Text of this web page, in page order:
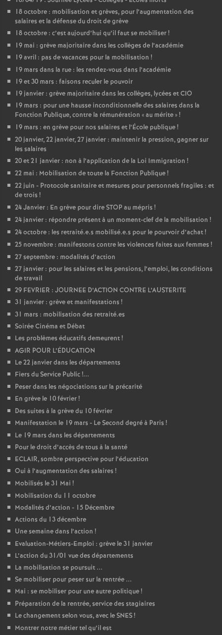
18 octobre : mobilisation et grèves, pour l’augmentation des
salaires et la défense du droit de grève
18 octobre : c’est aujourd’hui qu’il faut se mobiliser!
19 mai : grève majoritaire dans les collèges de l’académie
19 avril : pas de vacances pour la mobilisation !
19 mars dans la rue : les rendez-vous dans l’académie
19 et 30 mars : faisons reculer le pouvoir
19 janvier : grève majoritaire dans les collèges, lycées et CIO
19 mars : pour une hausse inconditionnelle des salaires dans la
Fonction Publique, contre la rémunération «au mérite»!
19 mars : en grève pour nos salaires et l’École publique!
20 janvier, 22 janvier, 27 janvier : maintenir la pression, gagner sur
les salaires
20 et 21 janvier : non à l’application de la Loi Immigration !
22 mai : Mobilisation de toute la Fonction Publique!
22 juin - Protocole sanitaire et mesures pour personnels fragiles : et
de trois !
24 Janvier : En grève pour dire STOP au mépris !
24 janvier : répondre présent à un moment-clef de la mobilisation !
24 octobre : les retraité.e.s mobilisé.e.s pour le pourvoir d’achat!
25 novembre : manifestons contre les violences faites aux femmes !
27 septembre : modalités d’action
27 janvier : pour les salaires et les pensions, l’emploi, les conditions
de travail
29 FEVRIER : JOURNEE D’ACTION CONTRE L’AUSTERITE
31 janvier : grève et manifestations !
31 mars : mobilisation des retraité.es
Soirée Cinéma et Débat
Les problèmes éducatifs demeurent!
AGIR POUR L’ÉDUCATION
Le 22 janvier dans les départements
Fiers du Service Public!...
Peser dans les négociations sur la précarité
En grève le 10 février!
Des suites à la grève du 10 février
Manifestation le 19 mars - Le Second degré à Paris !
Le 19 mars dans les départements
Pour le droit d’accès de tous à la santé
ECLAIR, sombre perspective pour l’éducation
Oui à l’augmentation des salaires !
Mobilisés le 31 Mai !
Mobilisation du 11 octobre
Modalités d’action - 15 Décembre
Actions du 13 décembre
Une semaine dans l’action !
Evaluation-Métiers-Emploi : grève le 31 janvier
L’action du 31/01 vue des départements
La mobilisation se poursuit ...
Se mobiliser pour peser sur la rentrée ...
Mai : se mobiliser pour une autre politique!
Préparation de la rentrée, service des stagiaires
Le changement selon vous, avec le SNES!
Montrer notre métier tel qu’il est